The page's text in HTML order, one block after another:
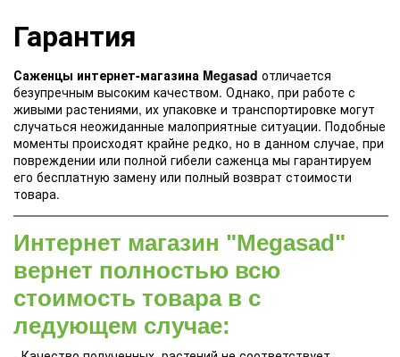
Гарантия
Саженцы интернет-магазина Megasad отличается
безупречным высоким качеством. Однако, при работе с
живыми растениями, их упаковке и транспортировке могут
случаться неожиданные малоприятные ситуации. Подобные
моменты происходят крайне редко, но в данном случае, при
повреждении или полной гибели саженца мы гарантируем
его бесплатную замену или полный возврат стоимости
товара.
Интернет магазин "Megasad"
вернет полностью всю
стоимость товара в с
ледующем случае: